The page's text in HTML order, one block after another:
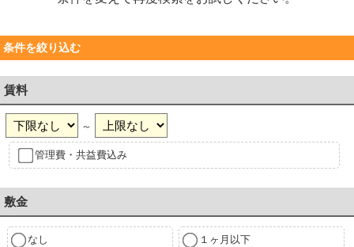
条件を絞り込む
賃料
～
管理費・共益費込み
敷金
なし １ヶ月以下